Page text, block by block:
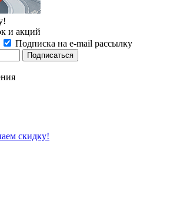
и акций
Подписка на e-mail рассылку
скидку!